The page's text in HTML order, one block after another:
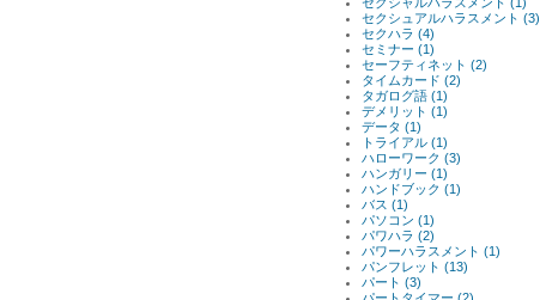
セクシュアルハラスメント (3)
セクハラ (4)
セミナー (1)
セーフティネット (2)
タイムカード (2)
タガログ語 (1)
デメリット (1)
データ (1)
トライアル (1)
ハローワーク (3)
ハンガリー (1)
ハンドブック (1)
バス (1)
パソコン (1)
パワハラ (2)
パワーハラスメント (1)
パンフレット (13)
パート (3)